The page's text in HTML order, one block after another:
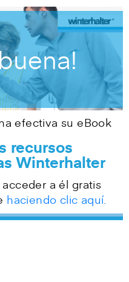
efectiva su eBook
recursos
Winterhalter
a él gratis
haciendo clic aquí.